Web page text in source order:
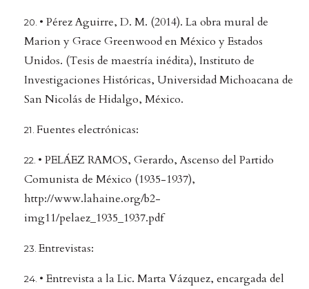
• Pérez Aguirre, D. M. (2014). La obra mural de
Marion y Grace Greenwood en México y Estados
Unidos. (Tesis de maestría inédita), Instituto de
Investigaciones Históricas, Universidad Michoacana de
San Nicolás de Hidalgo, México.
Fuentes electrónicas:
• PELÁEZ RAMOS, Gerardo, Ascenso del Partido
Comunista de México (1935-1937),
http://www.lahaine.org/b2-
img11/pelaez_1935_1937.pdf
Entrevistas:
• Entrevista a la Lic. Marta Vázquez, encargada del